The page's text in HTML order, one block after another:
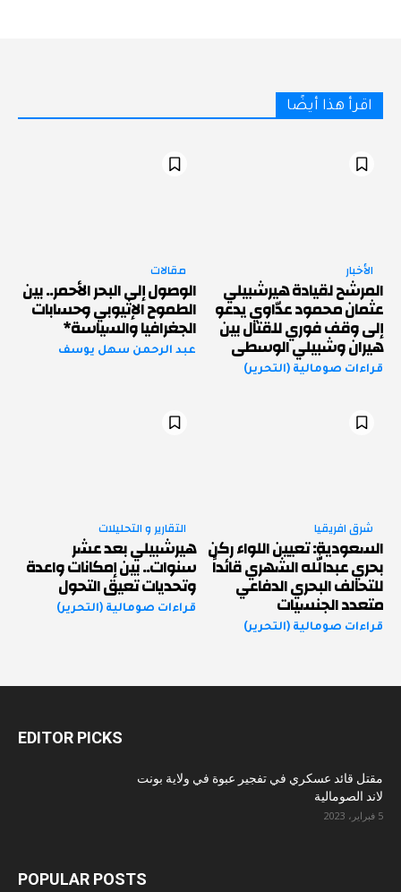
اقرأ هذا أيضًا
الأخبار
المرشح لقيادة هيرشبيلي
عثمان محمود عدّاوي يدعو
إلى وقف فوري للقتال بين
هيران وشبيلي الوسطى
قراءات صومالية (التحرير)
مقالات
الوصول إلى البحر الأحمر.. بين
الطموح الإثيوبي وحسابات
الجغرافيا والسياسة*
عبد الرحمن سهل يوسف
شرق افريقيا
السعودية: تعيين اللواء ركن
بحري عبدالله الشهري قائداً
للتحالف البحري الدفاعي
متعدد الجنسيات
قراءات صومالية (التحرير)
التقارير و التحليلات
هيرشبيلي بعد عشر
سنوات.. بين إمكانات واعدة
وتحديات تعيق التحول
قراءات صومالية (التحرير)
EDITOR PICKS
مقتل قائد عسكري في تفجير عبوة في ولاية بونت
لاند الصومالية
5 فبراير، 2023
POPULAR POSTS